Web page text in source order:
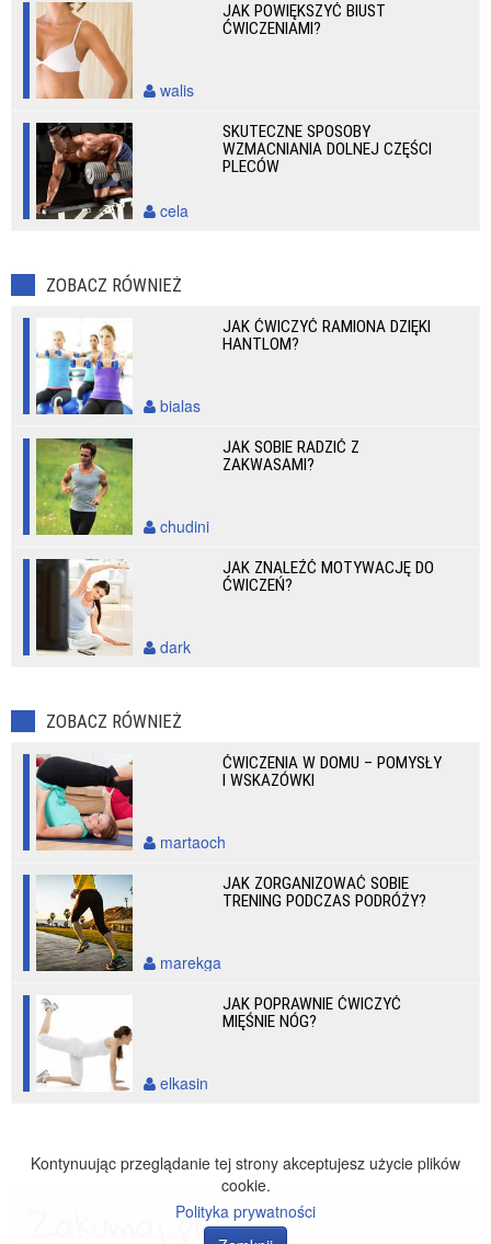
JAK POWIĘKSZYĆ BIUST
ĆWICZENIAMI?
walis
SKUTECZNE SPOSOBY
WZMACNIANIA DOLNEJ CZĘŚCI
PLECÓW
cela
ZOBACZ RÓWNIEŻ
JAK ĆWICZYĆ RAMIONA DZIĘKI
HANTLOM?
bialas
JAK SOBIE RADZIĆ Z
ZAKWASAMI?
chudini
JAK ZNALEŹĆ MOTYWACJĘ DO
ĆWICZEŃ?
dark
ZOBACZ RÓWNIEŻ
ĆWICZENIA W DOMU – POMYSŁY
I WSKAZÓWKI
martaoch
JAK ZORGANIZOWAĆ SOBIE
TRENING PODCZAS PODRÓŻY?
marekga
JAK POPRAWNIE ĆWICZYĆ
MIĘŚNIE NÓG?
elkasin
Kontynuując przeglądanie tej strony akceptujesz użycie plików
cookie.
Polityka prywatności